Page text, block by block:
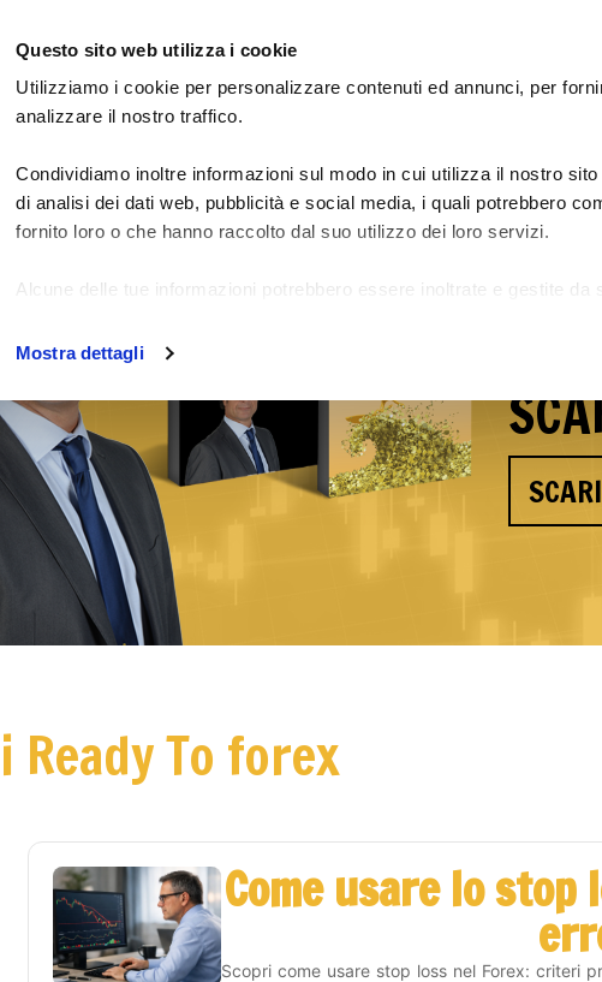
Questo sito web utilizza i cookie
Utilizziamo i cookie per personalizzare contenuti ed annunci, per
analizzare il nostro traffico.
Condividiamo inoltre informazioni sul modo in cui utilizza il nostro
di analisi dei dati web, pubblicità e social media, i quali potrebbero
fornito loro o che hanno raccolto dal suo utilizzo dei loro servizi.
Alcune delle tue informazioni potrebbero essere inoltrate e gestite da
Mostra dettagli
Pacchetti Segnali Forex Le Academy: guadagna e impara
Ready To forex
Come usare lo stop
Scopri come usare stop loss nel Forex: criteri